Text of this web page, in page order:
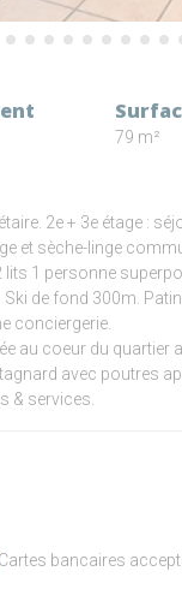
79 m²
2e + 3e étage :
et sèche-linge
1 personne
de fond 300m.
conciergerie.
au coeur du quartier
avec poutres
& services.
Cartes bancaires